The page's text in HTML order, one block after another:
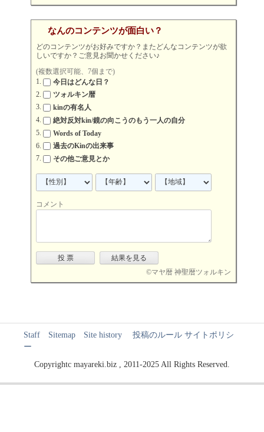
なんのコンテンツが面白い？
どのコンテンツがお好みですか？またどんなコンテンツが欲
しいですか？ご意見お聞かせください♪
(複数選択可能、7個まで)
今日はどんな日？
ツォルキン暦
kinの有名人
絶対反対kin/鏡の向こうのもう一人の自分
Words of Today
過去のKinの出来事
その他ご意見とか
コメント
©マヤ暦 神聖暦ツォルキン
Staff Sitemap Site history 投稿のルール サイトポリシ
ー
Copyrightc mayareki.biz , 2011-2025 All Rights Reserved.